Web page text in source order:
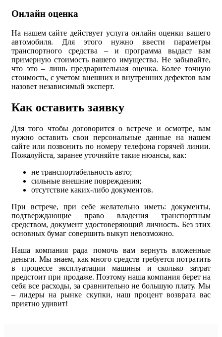
Онлайн оценка
На нашем сайте действует услуга онлайн оценки вашего
автомобиля. Для этого нужно ввести параметры
транспортного средства – и программа выдаст вам
примерную стоимость вашего имущества. Не забывайте,
что это – лишь предварительная оценка. Более точную
стоимость, с учетом внешних и внутренних дефектов вам
назовет независимый эксперт.
Как оставить заявку
Для того чтобы договорится о встрече и осмотре, вам
нужно оставить свои персональные данные на нашем
сайте или позвонить по номеру телефона горячей линии.
Пожалуйста, заранее уточняйте такие нюансы, как:
не транспортабельность авто;
сильные внешние повреждения;
отсутствие каких-либо документов.
При встрече, при себе желательно иметь: документы,
подтверждающие право владения транспортным
средством, документ удостоверяющий личность. Без этих
основных бумаг совершить выкуп невозможно.
Наша компания рада помочь вам вернуть вложенные
деньги. Мы знаем, как много средств требуется потратить
в процессе эксплуатации машины и сколько затрат
предстоит при продаже. Поэтому наша компания берет на
себя все расходы, за сравнительно не большую плату. Мы
– лидеры на рынке скупки, наш процент возврата вас
приятно удивит!